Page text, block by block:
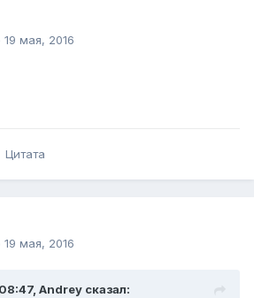
19 мая, 2016
Цитата
19 мая, 2016
Аndrey сказал: